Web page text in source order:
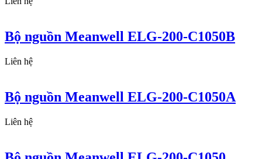
Bộ nguồn Meanwell ELG-200-C1050B
Liên hệ
Bộ nguồn Meanwell ELG-200-C1050A
Liên hệ